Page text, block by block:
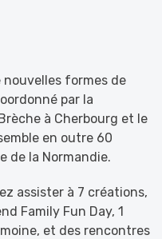
nouvelles formes de
par la
à Cherbourg et le
en outre 60
de la Normandie.
assister à 7 créations,
Family Fun Day, 1
et des rencontres